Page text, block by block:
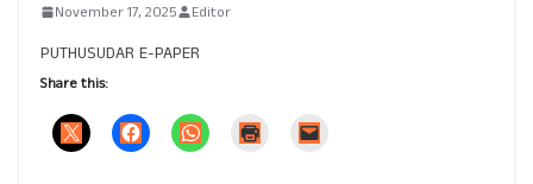
November 17, 2025 Editor
PUTHUSUDAR E-PAPER
Share this: